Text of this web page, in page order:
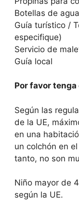
Botellas de agua
Guía turístico /
especifique)
Servicio de
Guía local
Por favor tenga
Según las
de la UE,
en una
un colchón en
tanto, no son
Niño mayor de
según la UE.